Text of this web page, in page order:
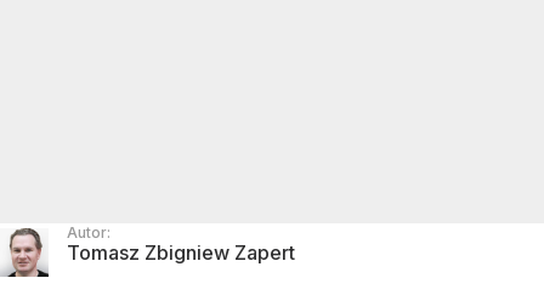
Autor:
Tomasz Zbigniew Zapert